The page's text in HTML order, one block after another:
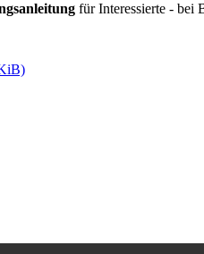
für Interessierte - bei